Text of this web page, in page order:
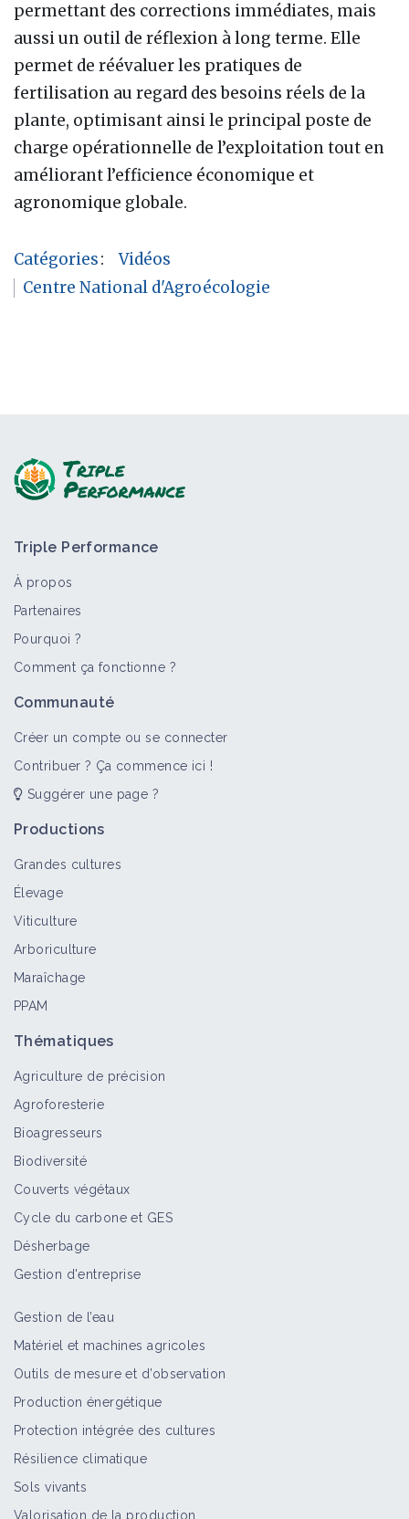
permettant des corrections immédiates, mais
aussi un outil de réflexion à long terme. Elle
permet de réévaluer les pratiques de
fertilisation au regard des besoins réels de la
plante, optimisant ainsi le principal poste de
charge opérationnelle de l’exploitation tout en
améliorant l’efficience économique et
agronomique globale.
Catégories:
Vidéos
Centre National d'Agroécologie
Triple Performance
À propos
Partenaires
Pourquoi ?
Comment ça fonctionne ?
Communauté
Créer un compte ou se connecter
Contribuer ? Ça commence ici !
Suggérer une page ?
Productions
Grandes cultures
Élevage
Viticulture
Arboriculture
Maraîchage
PPAM
Thématiques
Agriculture de précision
Agroforesterie
Bioagresseurs
Biodiversité
Couverts végétaux
Cycle du carbone et GES
Désherbage
Gestion d'entreprise
Gestion de l’eau
Matériel et machines agricoles
Outils de mesure et d’observation
Production énergétique
Protection intégrée des cultures
Résilience climatique
Sols vivants
Valorisation de la production